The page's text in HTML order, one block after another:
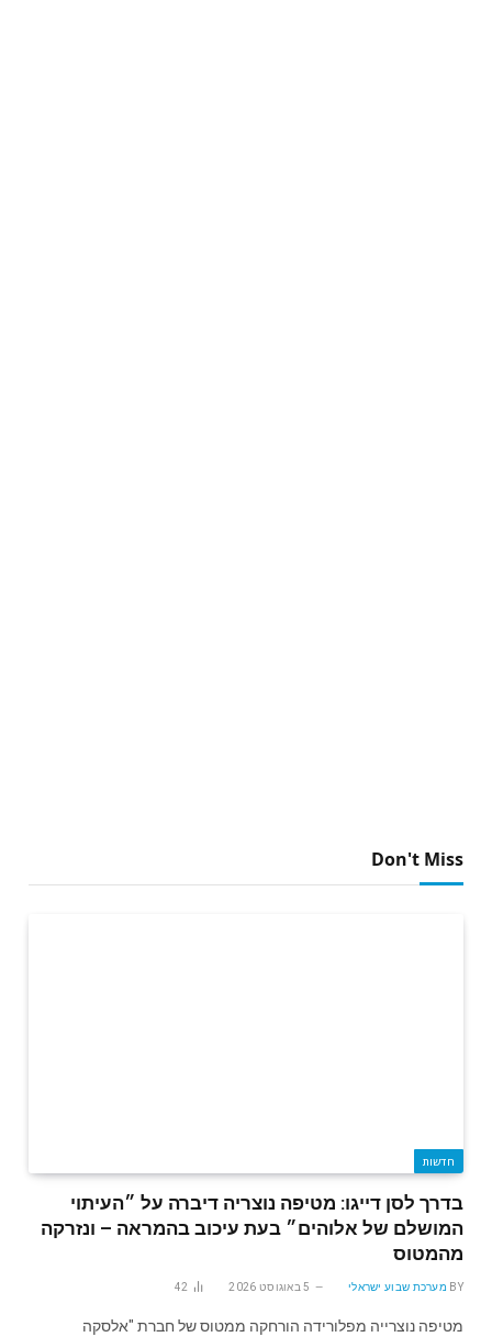
Don't Miss
חדשות
בדרך לסן דייגו: מטיפה נוצריה דיברה על ״העיתוי
המושלם של אלוהים״ בעת עיכוב בהמראה – ונזרקה
מהמטוס
BY מערכת שבוע ישראלי 5 באוגוסט 2026 42
מטיפה נוצרייה מפלורידה הורחקה ממטוס של חברת "אלסקה